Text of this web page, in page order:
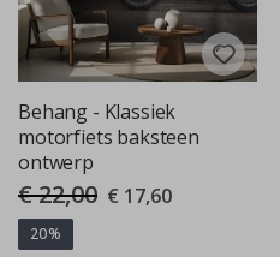
Behang - Klassiek
motorfiets baksteen
ontwerp
€ 22,00 Special
Price
€ 17,60
20%